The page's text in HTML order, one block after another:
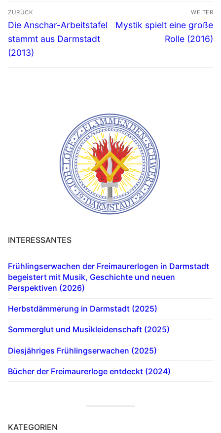
Beitrags-
Navigation
ZURÜCK
Vorheriger
Beitrag:
Die Anschar-Arbeitstafel
stammt aus Darmstadt
(2013)
WEITER
Nächster
Mystik spielt eine große
Rolle (2016)
INTERESSANTES
Frühlingserwachen der Freimaurerlogen in Darmstadt
begeistert mit Musik, Geschichte und neuen
Perspektiven (2026)
Herbstdämmerung in Darmstadt (2025)
Sommerglut und Musikleidenschaft (2025)
Diesjähriges Frühlingserwachen (2025)
Bücher der Freimaurerloge entdeckt (2024)
KATEGORIEN